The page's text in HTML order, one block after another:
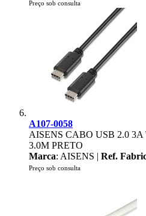
Preço sob consulta
A107-0058
AISENS CABO USB 2.0
3.0M PRETO
Marca: AISENS | Ref.
Preço sob consulta